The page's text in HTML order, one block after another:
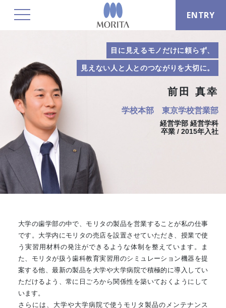
toggle navigation ENTRY
目に見えるモノだけに頼らず、
見えない人と人とのつながりを大切に。
前田 真幸
学校本部 東京学校営業部
経営学部 経営学科
卒業 / 2015年入社
大学の歯学部の中で、モリタの製品を営業することが私の仕事
です。大学内にモリタの売店を設置させていただき、授業で使
う実習用材料の発注ができるような体制を整えています。ま
た、モリタが扱う歯科教育実習用のシミュレーション機器を提
案する他、最新の製品を大学や大学病院で積極的に導入してい
ただけるよう、常に日ごろから関係性を築いておくようにして
います。
さらには、大学や大学病院で使うモリタ製品のメンテナンス